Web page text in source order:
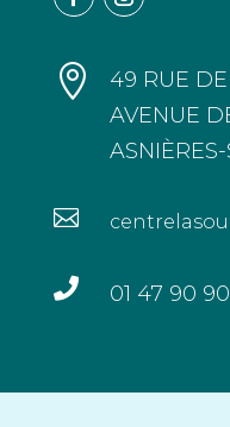

49 RUE
AVENUE

 01 47 90